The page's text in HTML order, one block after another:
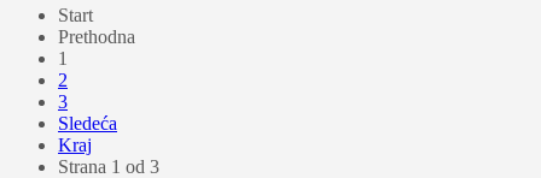
Start
Prethodna
1
2
3
Sledeća
Kraj
Strana 1 od 3